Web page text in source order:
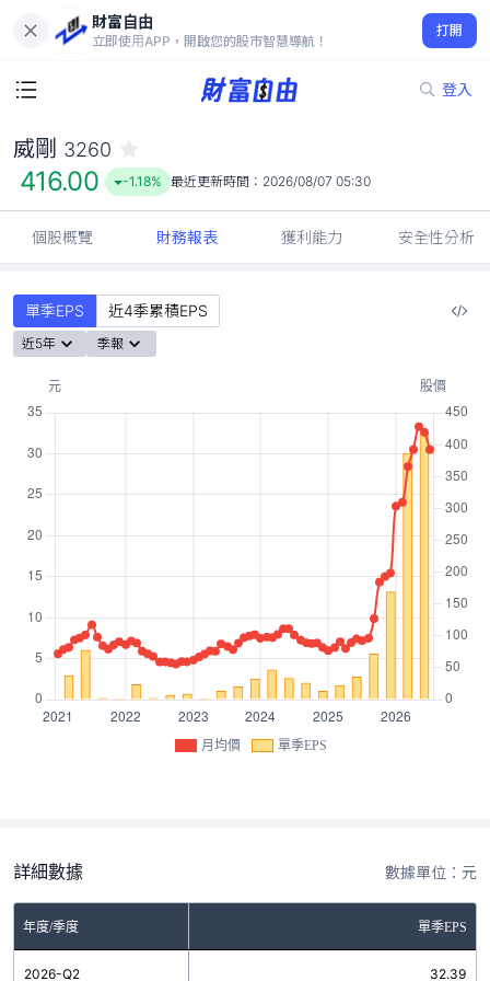
財富自由
立即使用APP，開啟您的股市智慧導航！
打開
登入
416.00
-1.18%
威剛 3260
416.00 -1.18% 最近更新時間： 2026/08/07 05:30
個股概覽 財務報表 獲利能力 安全性分析
單季EPS 近4季累積EPS
近5年 季報
月均價 單季EPS
詳細數據 數據單位：元
年度/季度 單季EPS
2026-Q2 32.39